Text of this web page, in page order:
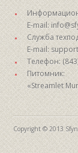
E-mail:
Служба
E-mail:
Телефон:
Питомник:
«Streamlet
Copyright © 2013